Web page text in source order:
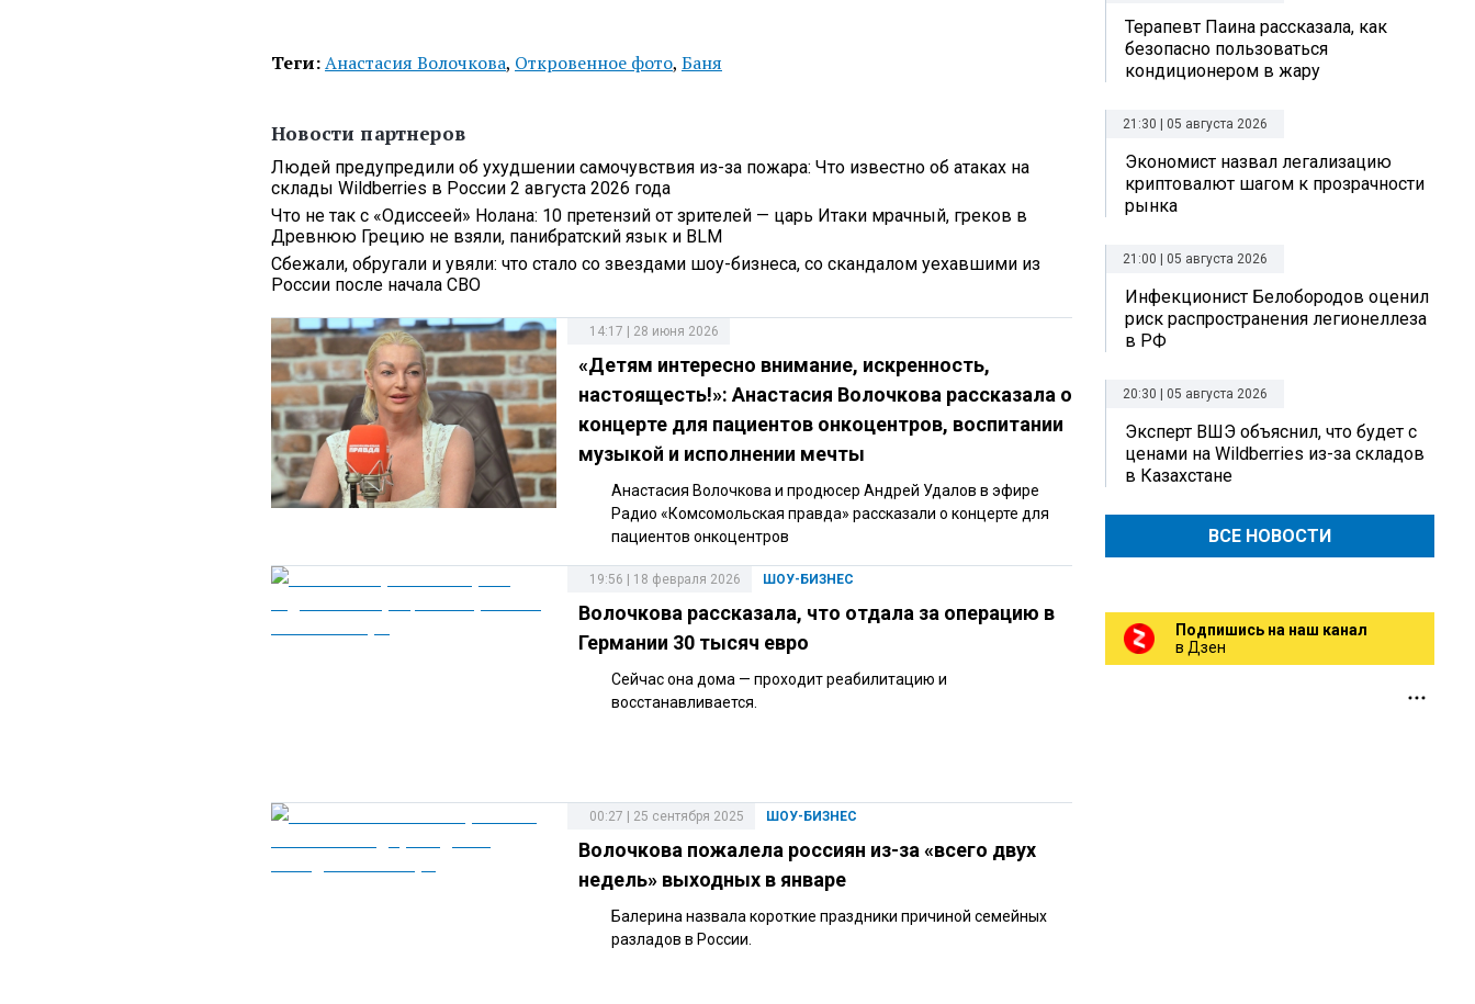
Теги:Анастасия Волочкова, Откровенное фото, Баня
Новости партнеров
Людей предупредили об ухудшении самочувствия из-за пожара: Что известно об атаках на
склады Wildberries в России 2 августа 2026 года
Что не так с «Одиссеей» Нолана: 10 претензий от зрителей — царь Итаки мрачный, греков в
Древнюю Грецию не взяли, панибратский язык и BLM
Сбежали, обругали и увяли: что стало со звездами шоу-бизнеса, со скандалом уехавшими из
России после начала СВО
14:17 | 28 июня 2026
«Детям интересно внимание, искренность,
настоящесть!»: Анастасия Волочкова рассказала о
концерте для пациентов онкоцентров, воспитании
музыкой и исполнении мечты
Анастасия Волочкова и продюсер Андрей Удалов в эфире
Радио «Комсомольская правда» рассказали о концерте для
пациентов онкоцентров
ШОУ-БИЗНЕС
19:56 | 18 февраля 2026
Волочкова рассказала, что отдала за операцию в
Германии 30 тысяч евро
Сейчас она дома — проходит реабилитацию и
восстанавливается.
ШОУ-БИЗНЕС
00:27 | 25 сентября 2025
Волочкова пожалела россиян из-за «всего двух
недель» выходных в январе
Балерина назвала короткие праздники причиной семейных
разладов в России.
Терапевт Паина рассказала, как
безопасно пользоваться
кондиционером в жару
21:30 | 05 августа 2026
Экономист назвал легализацию
криптовалют шагом к прозрачности
рынка
21:00 | 05 августа 2026
Инфекционист Белобородов оценил
риск распространения легионеллеза
в РФ
20:30 | 05 августа 2026
Эксперт ВШЭ объяснил, что будет с
ценами на Wildberries из-за складов
в Казахстане
ВСЕ НОВОСТИ
Подпишись на наш канал
в Дзен